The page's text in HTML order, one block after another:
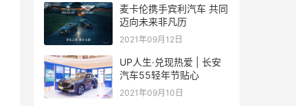
麦卡伦携手宾利汽车 共同
迈向未来非凡历
2021年09月12日
UP人生·兑现热爱 | 长安
汽车55轻年节贴心
2021年09月10日